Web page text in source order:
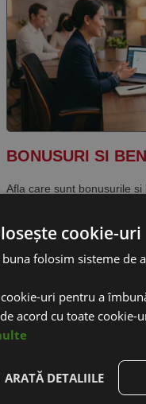
BONUSURI SI
Afla care sunt bonusurile
magazin
cookie-uri
folosim sisteme de
uri pentru a
acord cu toate
ARATĂ DETALIILE